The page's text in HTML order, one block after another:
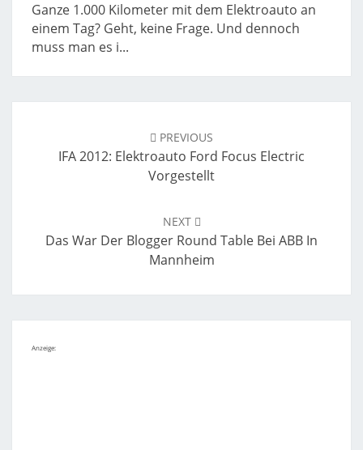
Ganze 1.000 Kilometer mit dem Elektroauto an
einem Tag? Geht, keine Frage. Und dennoch
muss man es i...
PREVIOUS
IFA 2012: Elektroauto Ford Focus Electric
Vorgestellt
NEXT
Das War Der Blogger Round Table Bei ABB In
Mannheim
Anzeige: